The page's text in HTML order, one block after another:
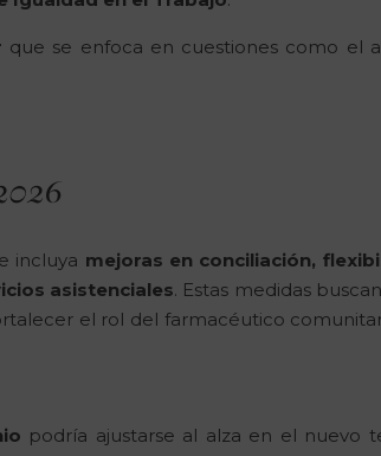
que se enfoca en cuestiones como el
incluya mejoras en conciliación,
asistenciales. Estas medidas
el rol del farmacéutico
podría ajustarse al alza en el nuevo